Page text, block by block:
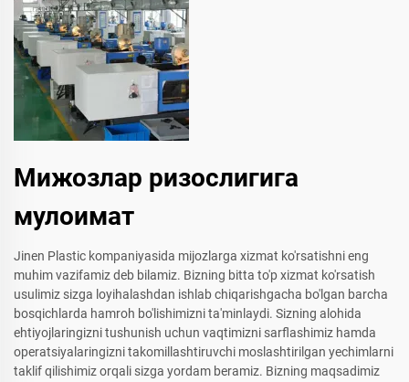
Мижозлар ризослигига
мулоимат
Jinen Plastic kompaniyasida mijozlarga xizmat ko'rsatishni eng
muhim vazifamiz deb bilamiz. Bizning bitta to'p xizmat ko'rsatish
usulimiz sizga loyihalashdan ishlab chiqarishgacha bo'lgan barcha
bosqichlarda hamroh bo'lishimizni ta'minlaydi. Sizning alohida
ehtiyojlaringizni tushunish uchun vaqtimizni sarflashimiz hamda
operatsiyalaringizni takomillashtiruvchi moslashtirilgan yechimlarni
taklif qilishimiz orqali sizga yordam beramiz. Bizning maqsadimiz